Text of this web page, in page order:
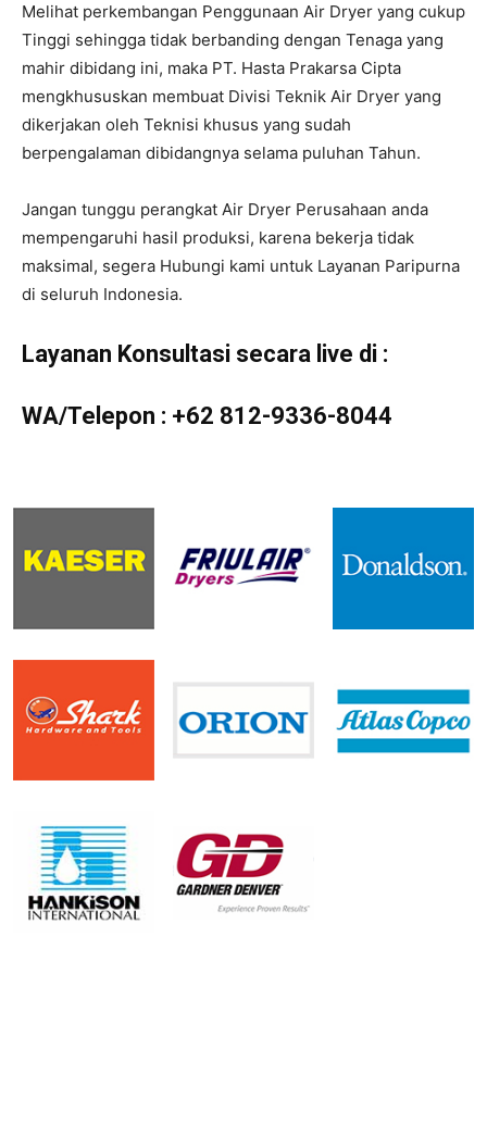
Melihat perkembangan Penggunaan Air Dryer yang cukup
Tinggi sehingga tidak berbanding dengan Tenaga yang
mahir dibidang ini, maka PT. Hasta Prakarsa Cipta
mengkhususkan membuat Divisi Teknik Air Dryer yang
dikerjakan oleh Teknisi khusus yang sudah
berpengalaman dibidangnya selama puluhan Tahun.
Jangan tunggu perangkat Air Dryer Perusahaan anda
mempengaruhi hasil produksi, karena bekerja tidak
maksimal, segera Hubungi kami untuk Layanan Paripurna
di seluruh Indonesia.
Layanan Konsultasi secara live di :
WA/Telepon : +62 812-9336-8044